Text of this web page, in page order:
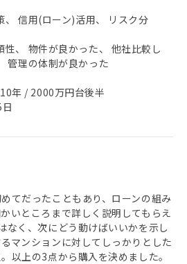
、 信用(ローン)活用、 リスク分
性、 物件が良かった、 他社比較し
管理の体制が良かった
年 / 2000万円台後半
てだったこともあり、ローンの組み
いところまで詳しく説明してもらえ
なく、次にどう動けばいいかを示し
マンションに対してしっかりとした
以上の3点から購入を決めました。